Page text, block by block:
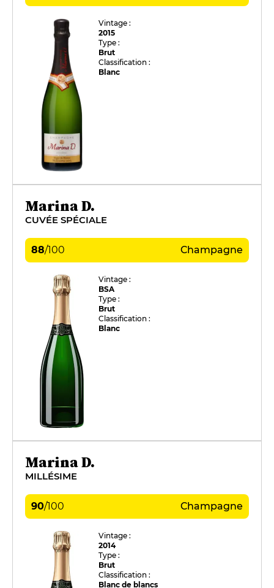
Vintage :
2015
Type :
Brut
Classification :
Blanc
Marina D.
CUVÉE SPÉCIALE
88/100 Champagne
Vintage :
BSA
Type :
Brut
Classification :
Blanc
Marina D.
MILLÉSIME
90/100 Champagne
Vintage :
2014
Type :
Brut
Classification :
Blanc de blancs